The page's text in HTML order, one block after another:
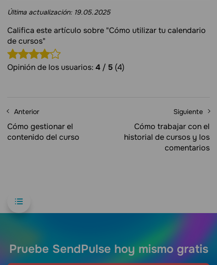
Última actualización: 19.05.2025
Califica este artículo sobre "Cómo utilizar tu calendario
de cursos"
Opinión de los usuarios: 4 / 5 (4)
Anterior
Cómo gestionar el
contenido del curso
Siguiente
Cómo trabajar con el
historial de cursos y los
comentarios
Pruebe SendPulse hoy mismo gratis